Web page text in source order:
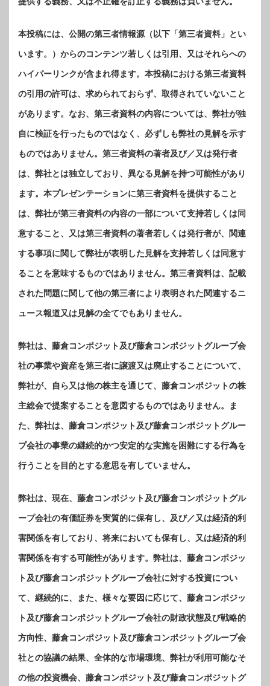
本投稿には、公開の第三者情報源（以下「第三者資料」とい
います。）からのコンテンツ若しくは引用、又はそれらへの
ハイパーリンクが含まれ得ます。本投稿における第三者資料
の引用の許可は、求められておらず、取得されていないこと
があります。なお、第三者資料の内容については、弊社が独
自に検証を行ったものではなく、必ずしも弊社の見解を示す
ものではありません。第三者資料の著者及び／又は発行者
は、弊社とは独立しており、異なる見解を持つ可能性があり
ます。本プレゼンテーションに第三者資料を提供すること
は、弊社が第三者資料の内容の一部について支持若しくは同
意すること、又は第三者資料の著者若しくは発行者が、関連
する事項に関して弊社が表明した見解を支持若しくは同意す
ることを意味するものではありません。第三者資料は、記載
された問題に関して他の第三者により表明された関連するニ
ュース報道又は見解の全てでもありません。
弊社は、藤倉コンポジット及び藤倉コンポジットグループ会
社の事業や資産を第三者に譲渡又は廃止することについて、
弊社が、自ら又は他の株主を通じて、藤倉コンポジットの株
主総会で提案することを意図するものではありません。ま
た、弊社は、藤倉コンポジット及び藤倉コンポジットグルー
プ会社の事業の継続的かつ安定的な実施を困難にする行為を
行うことを目的とする意思を有していません。
弊社は、現在、藤倉コンポジット及び藤倉コンポジットグル
ープ会社の有価証券を実質的に保有し、及び／又は経済的利
害関係を有しており、将来においても保有し、又は経済的利
害関係を有する可能性があります。弊社は、藤倉コンポジッ
ト及び藤倉コンポジットグループ会社に対する投資につい
て、継続的に、また、様々な要因に応じて、藤倉コンポジッ
ト及び藤倉コンポジットグループ会社の財政状態及び戦略的
方向性、藤倉コンポジット及び藤倉コンポジットグループ会
社との協議の結果、全体的な市場環境、弊社が利用可能なそ
の他の投資機会、藤倉コンポジット及び藤倉コンポジットグ